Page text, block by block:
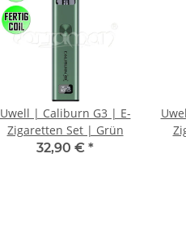
Uwell | Caliburn G3 | E-
Zigaretten Set | Grün
32,90 € *